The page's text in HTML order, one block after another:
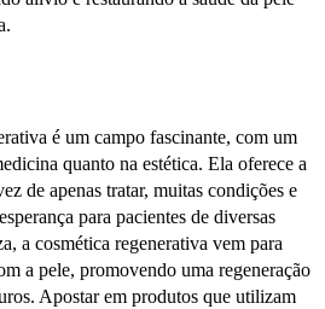
é um campo fascinante, com um
quanto na estética. Ela oferece a
de apenas tratar, muitas condições e
para pacientes de diversas
a cosmética regenerativa vem para
a pele, promovendo uma regeneração
Apostar em produtos que utilizam